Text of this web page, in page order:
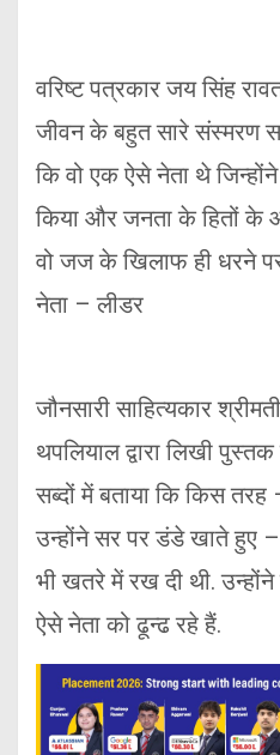
वरिष्ट पत्रकार जय सिंह
जीवन के बहुत सारे संस्मरण
कि वो एक ऐसे नेता थे
किया और जनता के हितों के
वो जज के खिलाफ ही धरने
नेता – लीडर
जौनसारी साहित्यकार
थपलियाल द्वारा लिखी
सब्दों में बताया कि किस तरह
उन्होंने सर पर डंडे खाते हुए
भी खतरे में रख दी थी.
ऐसे नेता को ढून्ढ रहे हैं.